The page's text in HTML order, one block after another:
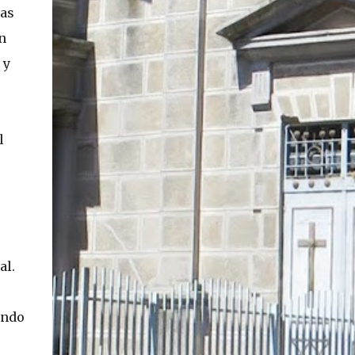
y
En concreto, las personas podrán acceder a
su carnet y/o pasaporte en una aplicación
móvil del Registro Civil, la cual estará
disponible en iOS y Android. El director del
Registro Civil, Omar Morales, detalló que
"quien renueve a partir del 16 de diciembre,
va a poder sacar cédula de identidad digital
y pasaporte digital. Van a tener la
funcionalidad en su celular a partir de una
app especial, que va a permitir que a través
de pruebas de vida se asegure que la
persona es quien dice ser". Morales también
detalló, en el matinal "Mucho Gusto" de
Mega, las importantes medidas de
seguridad ...